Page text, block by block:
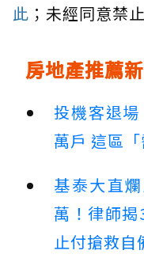
此 ；未經同意禁
房地產推薦
投機客退
萬戶 這區
基泰大直
萬！律師
止付搶救自